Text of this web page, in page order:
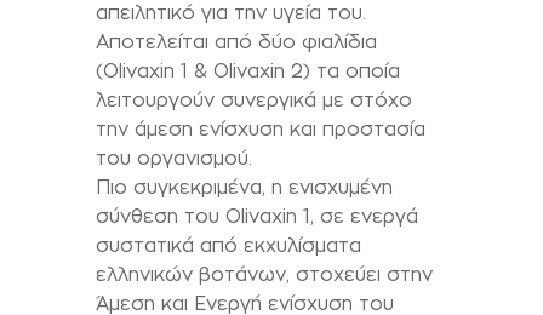
απειλητικό για την υγεία του.
Αποτελείται από δύο φιαλίδια
(Olivaxin 1 & Olivaxin 2) τα οποία
λειτουργούν συνεργικά με στόχο
την άμεση ενίσχυση και προστασία
του οργανισμού.
Πιο συγκεκριμένα, η ενισχυμένη
σύνθεση του Olivaxin 1, σε ενεργά
συστατικά από εκχυλίσματα
ελληνικών βοτάνων, στοχεύει στην
Άμεση και Ενεργή ενίσχυση του